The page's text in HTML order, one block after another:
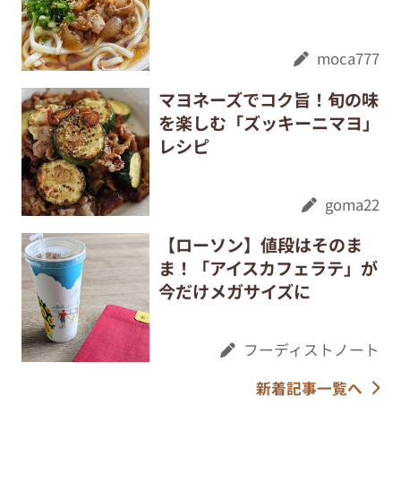
moca777
マヨネーズでコク旨！旬の味
を楽しむ「ズッキーニマヨ」
レシピ
goma22
【ローソン】値段はそのま
ま！「アイスカフェラテ」が
今だけメガサイズに
フーディストノート
新着記事一覧へ